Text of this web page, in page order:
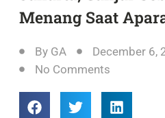
Menang Saat
By GA
December 6,
No Comments